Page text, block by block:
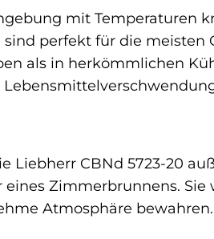
mit Temperaturen
perfekt für die meisten
als in herkömmlichen
Liebherr CBNd 5723-20
Zimmerbrunnens.
Atmosphäre bewahren.